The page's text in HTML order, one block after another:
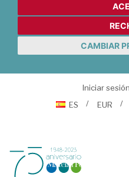
CAMBIAR
Iniciar sesión
ES
EUR